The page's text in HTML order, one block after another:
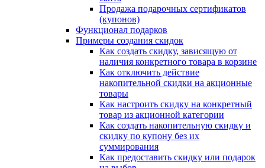
Продажа подарочных сертификатов
(купонов)
Функционал подарков
Примеры создания скидок
Как создать скидку, зависящую от
наличия конкретного товара в корзине
Как отключить действие
накопительной скидки на акционные
товары
Как настроить скидку на конкретный
товар из акционной категории
Как создать накопительную скидку и
скидку по купону без их
суммирования
Как предоставить скидку или подарок